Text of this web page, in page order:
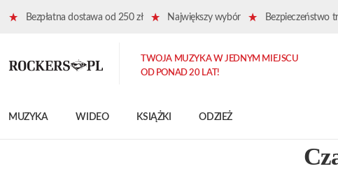
Bezpłatna dostawa od 250 zł Największy wybór Bezpieczeństwo
MUZYKA WIDEO KSIĄŻKI ODZIEŻ
TWOJA MUZYKA W JEDNYM MIEJSCU
OD PONAD 20 LAT!